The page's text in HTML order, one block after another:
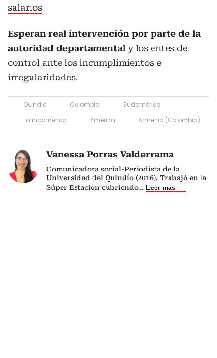
salarios
Esperan real intervención por parte de la
autoridad departamental y los entes de
control ante los incumplimientos e
irregularidades.
Quindio Colombia
Sudamérica
Latinoamérica
América Armenia (Colombia)
Vanessa Porras Valderrama
Comunicadora social-Periodista de la
Universidad del Quindío (2016). Trabajó en la
Súper Estación cubriendo... Leer más